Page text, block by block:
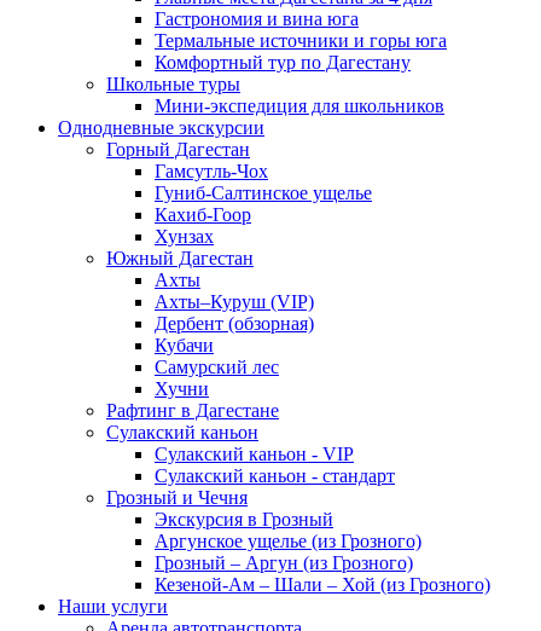
Гастрономия и вина юга
Термальные источники и горы юга
Комфортный тур по Дагестану
Школьные туры
Мини-экспедиция для школьников
Однодневные экскурсии
Горный Дагестан
Гамсутль-Чох
Гуниб-Салтинское ущелье
Кахиб-Гоор
Хунзах
Южный Дагестан
Ахты
Ахты–Куруш (VIP)
Дербент (обзорная)
Кубачи
Самурский лес
Хучни
Рафтинг в Дагестане
Сулакский каньон
Сулакский каньон - VIP
Сулакский каньон - стандарт
Грозный и Чечня
Экскурсия в Грозный
Аргунское ущелье (из Грозного)
Грозный – Аргун (из Грозного)
Кезеной-Ам – Шали – Хой (из Грозного)
Наши услуги